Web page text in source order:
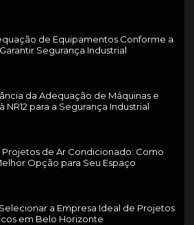
de Equipamentos Conforme a
Garantir Segurança Industrial
da Adequação de Máquinas e
NR12 para a Segurança Industrial
de Ar Condicionado: Como
Opção para Seu Espaço
a Empresa Ideal de Projetos
em Belo Horizonte